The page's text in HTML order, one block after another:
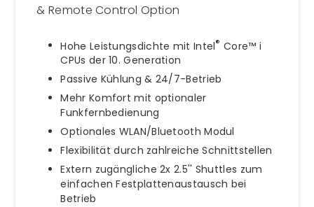
& Remote Control Option
Hohe Leistungsdichte mit Intel® Core™ i
CPUs der 10. Generation
Passive Kühlung & 24/7-Betrieb
Mehr Komfort mit optionaler
Funkfernbedienung
Optionales WLAN/Bluetooth Modul
Flexibilität durch zahlreiche Schnittstellen
Extern zugängliche 2x 2.5'' Shuttles zum
einfachen Festplattenaustausch bei
Betrieb